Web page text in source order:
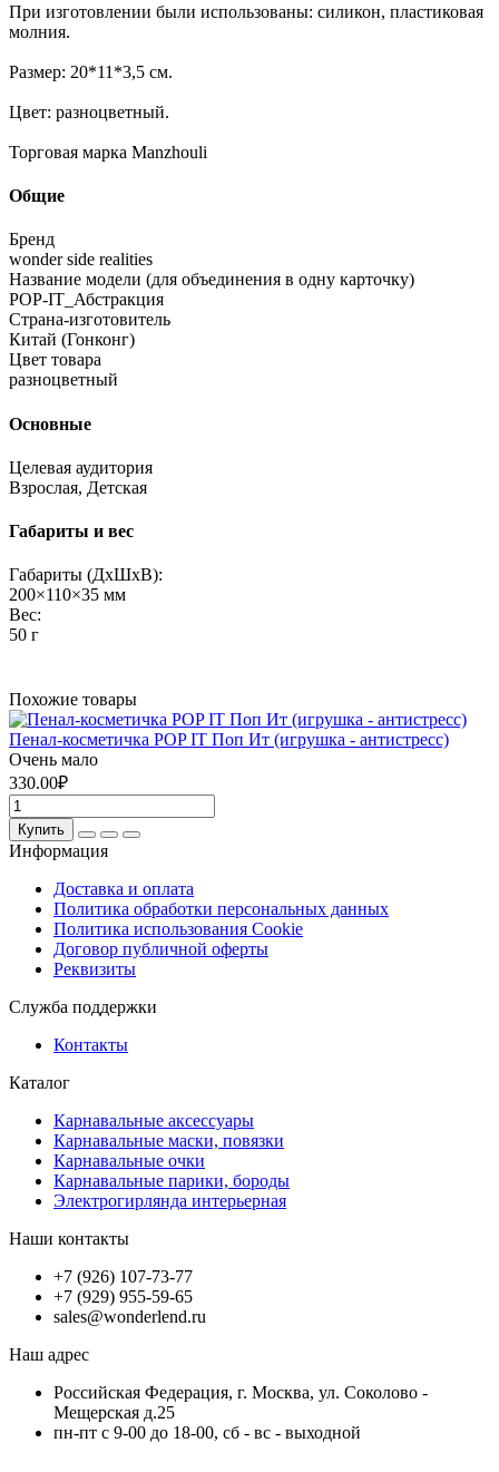
При изготовлении были использованы: силикон, пластиковая
молния.
Размер: 20*11*3,5 см.
Цвет: разноцветный.
Торговая марка Manzhouli
Общие
Бренд
wonder side realities
Название модели (для объединения в одну карточку)
POP-IT_Абстракция
Страна-изготовитель
Китай (Гонконг)
Цвет товара
разноцветный
Основные
Целевая аудитория
Взрослая, Детская
Габариты и вес
Габариты (ДхШхВ):
200×110×35 мм
Вес:
50 г
Похожие товары
Пенал-косметичка POP IT Поп Ит (игрушка - антистресс)
Очень мало
330.00₽
Купить
Информация
Доставка и оплата
Политика обработки персональных данных
Политика использования Cookie
Договор публичной оферты
Реквизиты
Служба поддержки
Контакты
Каталог
Карнавальные аксессуары
Карнавальные маски, повязки
Карнавальные очки
Карнавальные парики, бороды
Электрогирлянда интерьерная
Наши контакты
+7 (926) 107-73-77
+7 (929) 955-59-65
sales@wonderlend.ru
Наш адрес
Российская Федерация, г. Москва, ул. Соколово -
Мещерская д.25
пн-пт с 9-00 до 18-00, сб - вс - выходной